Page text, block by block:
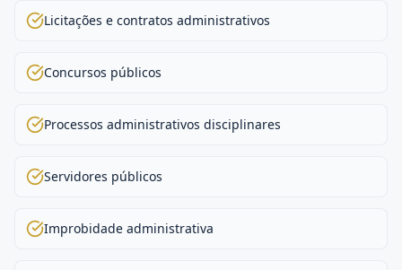
Licitações e contratos administrativos
Concursos públicos
Processos administrativos disciplinares
Servidores públicos
Improbidade administrativa